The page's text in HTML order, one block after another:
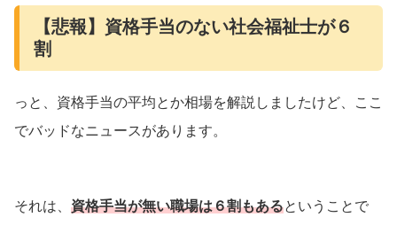
【悲報】資格手当のない社会福祉士が６
割
っと、資格手当の平均とか相場を解説しましたけど、ここ
でバッドなニュースがあります。
それは、 資格手当が無い職場は６割もあるということで